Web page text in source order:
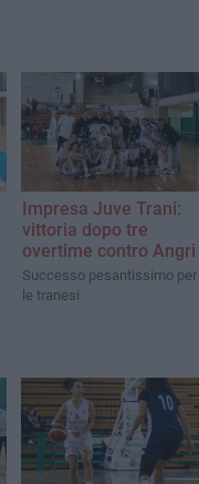
Impresa Juve Trani:
vittoria dopo tre
overtime contro Angri
Successo pesantissimo per
le tranesi